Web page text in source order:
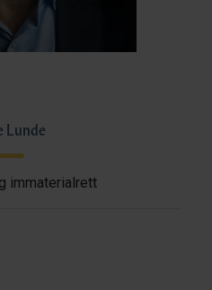
Lunde
immaterialrett